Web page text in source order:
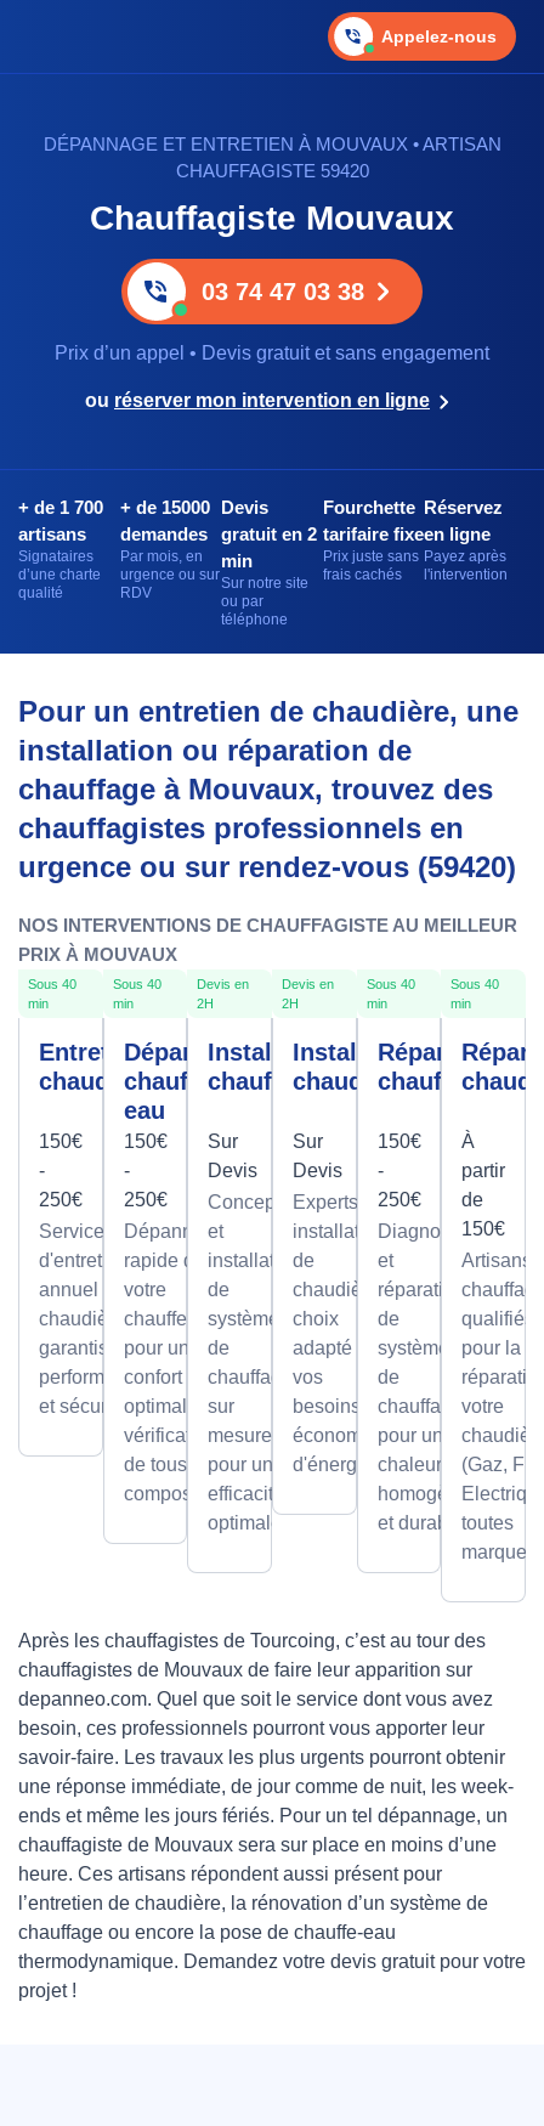
Appelez-nous
DÉPANNAGE ET ENTRETIEN À MOUVAUX • ARTISAN
CHAUFFAGISTE 59420
Chauffagiste Mouvaux
03 74 47 03 38
Prix d’un appel • Devis gratuit et sans engagement
ou réserver mon intervention en ligne
+ de 1 700
artisans
Signataires
d’une charte
qualité
+ de 15000
demandes
Par mois, en
urgence ou sur
RDV
Devis
gratuit en 2
min
Sur notre site
ou par
téléphone
Fourchette
tarifaire fixe
Prix juste sans
frais cachés
Réservez
en ligne
Payez après
l'intervention
Pour un entretien de chaudière, une
installation ou réparation de
chauffage à Mouvaux, trouvez des
chauffagistes professionnels en
urgence ou sur rendez-vous (59420)
NOS INTERVENTIONS DE CHAUFFAGISTE AU MEILLEUR
PRIX À MOUVAUX
Sous 40
min
Entretien
chaudière
150€
-
250€
Service
d'entretien
annuel pour
chaudières,
garantissant
performance
et sécurité.
Sous 40
min
Dépannage
chauffe-
eau
150€
-
250€
Dépannage
rapide de
votre
chauffe-eau
pour un
confort
optimal avec
vérification
de tous les
composants.
Devis en
2H
Installation
chauffage
Sur
Devis
Conception
et
installation
de
systèmes
de
chauffage
sur
mesure,
pour une
efficacité
optimale.
Devis en
2H
Installation
chaudière
Sur
Devis
Experts en
installation
de
chaudières,
choix
adapté à
vos
besoins et
économies
d'énergie.
Sous 40
min
Réparation
chauffage
150€
-
250€
Diagnostic
et
réparation
de
systèmes
de
chauffage
pour une
chaleur
homogène
et durable.
Sous 40
min
À
partir
de
150€
Artisans
qualifiés
pour la
votre
(Gaz,
toutes
marques.
Après les chauffagistes de Tourcoing, c’est au tour des
chauffagistes de Mouvaux de faire leur apparition sur
depanneo.com. Quel que soit le service dont vous avez
besoin, ces professionnels pourront vous apporter leur
savoir-faire. Les travaux les plus urgents pourront obtenir
une réponse immédiate, de jour comme de nuit, les week-
ends et même les jours fériés. Pour un tel dépannage, un
chauffagiste de Mouvaux sera sur place en moins d’une
heure. Ces artisans répondent aussi présent pour
l’entretien de chaudière, la rénovation d’un système de
chauffage ou encore la pose de chauffe-eau
thermodynamique. Demandez votre devis gratuit pour votre
projet !